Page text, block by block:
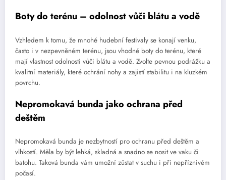
Boty do terénu – odolnost vůči blátu a vodě
Vzhledem k tomu, že mnohé hudební festivaly se konají venku,
často i v nezpevněném terénu, jsou vhodné boty do terénu, které
mají vlastnost odolnosti vůči blátu a vodě. Zvolte pevnou podrážku a
kvalitní materiály, které ochrání nohy a zajistí stabilitu i na kluzkém
povrchu.
Nepromokavá bunda jako ochrana před
deštěm
Nepromokavá bunda je nezbytností pro ochranu před deštěm a
vlhkostí. Měla by být lehká, skladná a snadno se nosit ve vaku či
batohu. Taková bunda vám umožní zůstat v suchu i při nepříznivém
počasí.